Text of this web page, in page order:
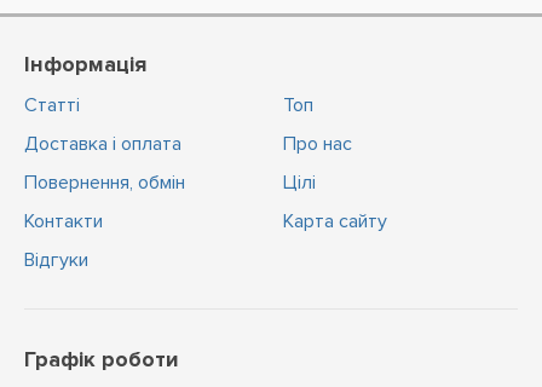
Інформація
Статті
Доставка і оплата
Повернення, обмін
Контакти
Відгуки
Топ
Про нас
Цiлi
Карта сайту
Графік роботи